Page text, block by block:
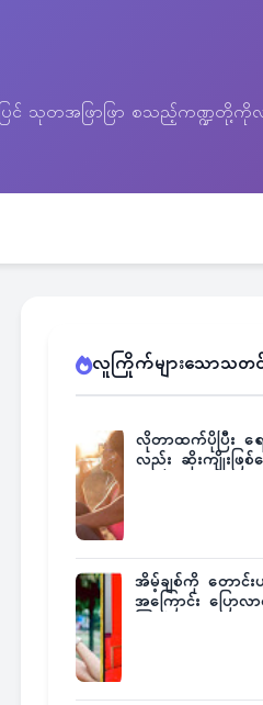
းအပြင် သုတအဖြာဖြာ စသည့်ကဏ္ဍတို့ကို
လူကြိုက်များသောသတ
လိုတာထက်ပိုပြီး ရ
လည်း ဆိုးကျိုးဖြစ်
အိမ့်ချစ်ကို တောင်
အကြောင်း ပြော